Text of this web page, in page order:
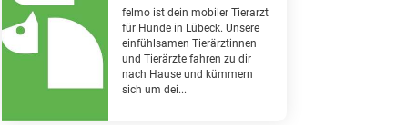
felmo ist dein mobiler Tierarzt
für Hunde in Lübeck. Unsere
einfühlsamen Tierärztinnen
und Tierärzte fahren zu dir
nach Hause und kümmern
sich um dei...